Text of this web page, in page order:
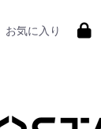
お気に入り